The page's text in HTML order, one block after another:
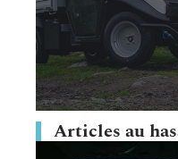
Articles au